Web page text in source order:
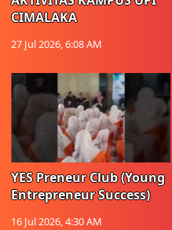
CIMALAKA
27 Jul 2026, 6:08 AM
YES Preneur Club (Young
Entrepreneur Success)
16 Jul 2026, 4:30 AM